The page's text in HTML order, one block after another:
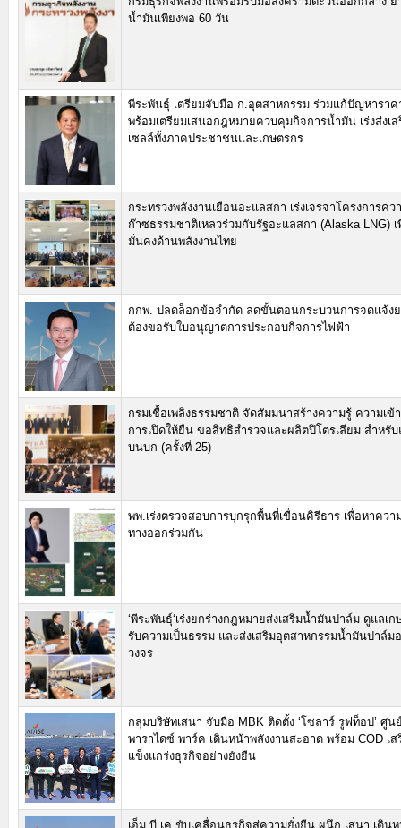
น้ำมันเพียงพอ 60 วัน
พีระพันธุ์ เตรียมจับมือ ก.อุตสาหกรรม ร่วมแก้ปัญหารา
พร้อมเตรียมเสนอกฎหมายควบคุมกิจการน้ำมัน เร่งส่งเ
เซลล์ทั้งภาคประชาชนและเกษตรกร
กระทรวงพลังงานเยือนอะแลสกา เร่งเจรจาโครงการค
ก๊าซธรรมชาติเหลวร่วมกับรัฐอะแลสกา (Alaska LNG)
มั่นคงด้านพลังงานไทย
กกพ. ปลดล็อกข้อจำกัด ลดขั้นตอนกระบวนการจดแจ้งย
ต้องขอรับใบอนุญาตการประกอบกิจการไฟฟ้า
กรมเชื้อเพลิงธรรมชาติ จัดสัมมนาสร้างความรู้ ความเข้
การเปิดให้ยื่น ขอสิทธิสำรวจและผลิตปิโตรเลียม สำหรั
บนบก (ครั้งที่ 25)
พพ.เร่งตรวจสอบการบุกรุกพื้นที่เขื่อนคิรีธาร เพื่อหาควา
ทางออกร่วมกัน
‘พีระพันธุ์‘เร่งยกร่างกฎหมายส่งเสริมน้ำมันปาล์ม ดูแลเก
รับความเป็นธรรม และส่งเสริมอุตสาหกรรมน้ำมันปาล์ม
วงจร
กลุ่มบริษัทเสนา จับมือ MBK ติดตั้ง ‘โซลาร์ รูฟท็อป’ ศูน
พาราไดซ์ พาร์ค เดินหน้าพลังงานสะอาด พร้อม COD เ
แข็งแกร่งธุรกิจอย่างยังยืน
เอ็ม บี เค ขับเคลื่อนธุรกิจสู่ความยั่งยืน ผนึก เสนา เดิน